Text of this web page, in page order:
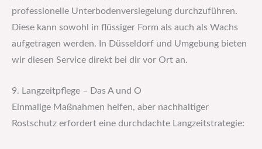
professionelle Unterbodenversiegelung durchzuführen.
Diese kann sowohl in flüssiger Form als auch als Wachs
aufgetragen werden. In Düsseldorf und Umgebung bieten
wir diesen Service direkt bei dir vor Ort an.
9. Langzeitpflege – Das A und O
Einmalige Maßnahmen helfen, aber nachhaltiger
Rostschutz erfordert eine durchdachte Langzeitstrategie: